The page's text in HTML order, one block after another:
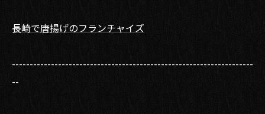
長崎で唐揚げのフランチャイズ
--------------------------------------------------------------------
--